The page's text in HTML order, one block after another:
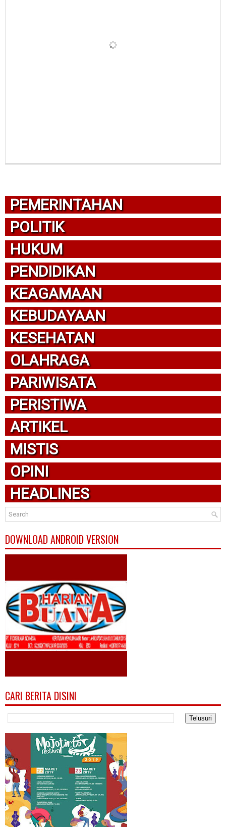
PEMERINTAHAN
POLITIK
HUKUM
PENDIDIKAN
KEAGAMAAN
KEBUDAYAAN
KESEHATAN
OLAHRAGA
PARIWISATA
PERISTIWA
ARTIKEL
MISTIS
OPINI
HEADLINES
DOWNLOAD ANDROID VERSION
CARI BERITA DISINI